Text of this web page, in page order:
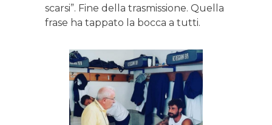
scarsi”. Fine della trasmissione. Quella
frase ha tappato la bocca a tutti.